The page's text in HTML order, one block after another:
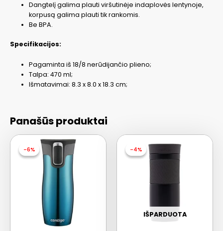
Dangtelį galima plauti viršutinėje indaplovės lentynoje,
korpusą galima plauti tik rankomis.
Be BPA.
Specifikacijos:
Pagaminta iš 18/8 nerūdijančio plieno;
Talpa: 470 ml;
Išmatavimai: 8.3 x 8.0 x 18.3 cm;
Panašūs produktai
-6%
-6% -4%
IŠPARDUOTA
-4%